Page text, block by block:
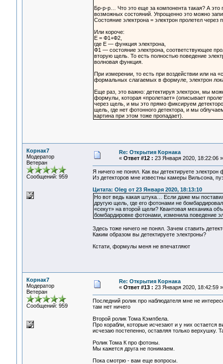
Бр-р-р… Что это еще за компонента такая? А
возможных состояний. Упрощенно это можно
Состояние электрона = электрон пролетел
Или короче:
Е = Ф1+Ф2,
где Е — функция электрона,
Ф1 — состояние электрона, соответствующее
вторую щель. То есть полностью поведение
волновая функция.
При измерении, то есть при воздействии или на
формальных слагаемых в формуле, электрон
Еще раз, это важно: детектируя электрон, мы
формулы, которая «пролетает» (описывает
через щель, и мы это прямо фиксируем
щель, где нет фотонного детектора, и мы
картина при этом тоже пропадает).
Корнак7
Модератор
Ветеран
Сообщений: 959
Re: Открытия Корнака
« Ответ #12 : 23 Января 2020, 18:22:06 »
Я ничего не понял. Как вы детектируете
Из детекторов мне известны камеры Вильсона,
Цитата: Oleg от 23 Января 2020, 18:13:10
Но вот ведь какая штука… Если даже мы
другую щель, где его фотонами не
«секут» на второй щели? Квантовая механика
бомбардировке фотонами, изменила поведение
Здесь тоже ничего не понял. Зачем ставить
Каким образом вы детектируете электроны?
Кстати, формулы меня не впечатляют
Корнак7
Модератор
Ветеран
Сообщений: 959
Re: Открытия Корнака
« Ответ #13 : 23 Января 2020, 18:42:59 »
Последний ролик про наблюдателя мне не
там нет ничего
Второй ролик Тома Кэмпбела.
Про корабли, которые исчезают и у них остается
исчезаю постепенно, оставляя только верхушку.
Ролик Тома К про фотоны.
Мы кажется друга не понимаем.
Пока смотрю - вам еще вопросы.